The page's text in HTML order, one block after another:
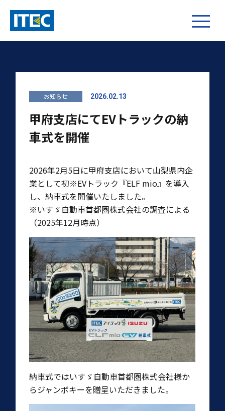
お知らせ 2026.02.13
甲府支店にてEVトラックの納
車式を開催
2026年2月5日に甲府支店において山梨県内企
業として初※EVトラック『ELF mio』を導入
し、納車式を開催いたしました。
※いすゞ自動車首都圏株式会社の調査による
（2025年12月時点）
納車式ではいすゞ自動車首都圏株式会社様か
らジャンボキーを贈呈いただきました。